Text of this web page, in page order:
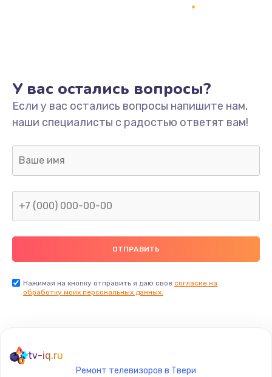
Не включается
1400 руб.
Заказать
Нет звука
800 руб.
Не видит флешку
400 руб.
Заказать
У вас остались вопросы?
Если у вас остались вопросы напишите нам,
наши специалисты с радостью ответят вам!
Нажимая на кнопку отправить я даю свое согласие на
обработку моих персональных данных.
tv-iq.ru
Ремонт телевизоров в Твери